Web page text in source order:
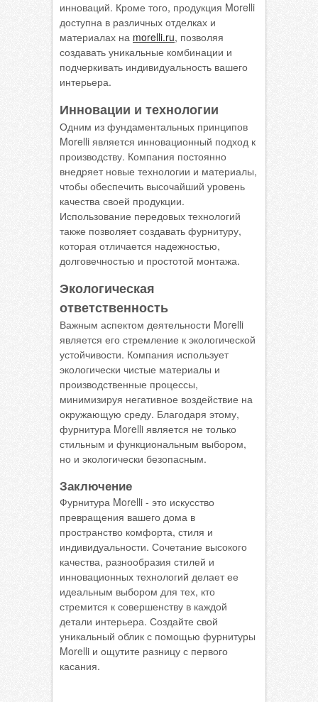
инноваций. Кроме того, продукция Morelli
доступна в различных отделках и
материалах на morelli.ru, позволяя
создавать уникальные комбинации и
подчеркивать индивидуальность вашего
интерьера.
Инновации и технологии
Одним из фундаментальных принципов
Morelli является инновационный подход к
производству. Компания постоянно
внедряет новые технологии и материалы,
чтобы обеспечить высочайший уровень
качества своей продукции.
Использование передовых технологий
также позволяет создавать фурнитуру,
которая отличается надежностью,
долговечностью и простотой монтажа.
Экологическая
ответственность
Важным аспектом деятельности Morelli
является его стремление к экологической
устойчивости. Компания использует
экологически чистые материалы и
производственные процессы,
минимизируя негативное воздействие на
окружающую среду. Благодаря этому,
фурнитура Morelli является не только
стильным и функциональным выбором,
но и экологически безопасным.
Заключение
Фурнитура Morelli - это искусство
превращения вашего дома в
пространство комфорта, стиля и
индивидуальности. Сочетание высокого
качества, разнообразия стилей и
инновационных технологий делает ее
идеальным выбором для тех, кто
стремится к совершенству в каждой
детали интерьера. Создайте свой
уникальный облик с помощью фурнитуры
Morelli и ощутите разницу с первого
касания.